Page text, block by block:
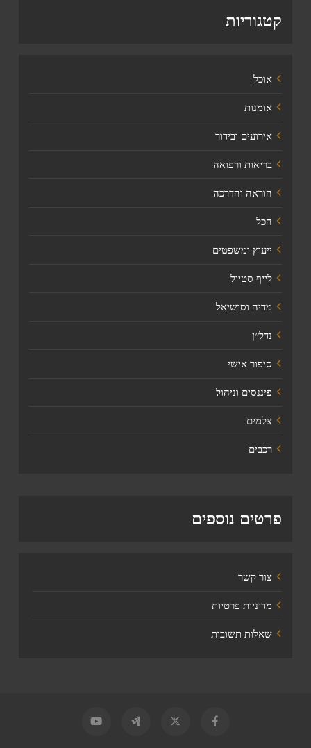
קטגוריות
אוכל
אומנות
אירועים ובידור
בריאות ורפואה
הוראה והדרכה
הכל
ייעוץ ומשפטים
לייף סטייל
מדיה וסושיאל
נדל׳׳ן
סיפור אישי
פיננסים וניהול
צלמים
רכבים
פרטים נוספים
צור קשר
מדיניות פרטיות
שאלות תשובות